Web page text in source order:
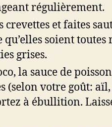
régulièrement.
crevettes et faites
qu’elles soient toutes
grises.
la sauce de
(selon votre goût:
à ébullition.